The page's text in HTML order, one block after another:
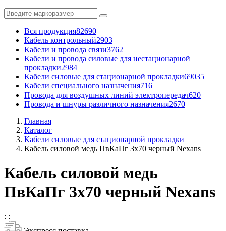
Вся продукция82690
Кабель контрольный2903
Кабели и провода связи3762
Кабели и провода силовые для нестационарной
прокладки2984
Кабели силовые для стационарной прокладки69035
Кабели специального назначения716
Провода для воздушных линий электропередач620
Провода и шнуры различного назначения2670
Главная
Каталог
Кабели силовые для стационарной прокладки
Кабель силовой медь ПвКаПг 3x70 черный Nexans
Кабель силовой медь
ПвКаПг 3x70 черный Nexans
: :